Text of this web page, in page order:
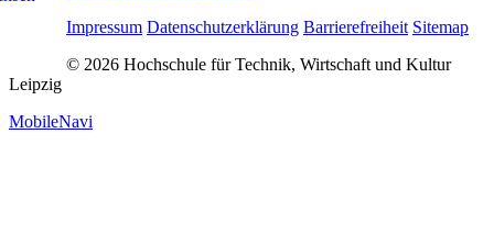
Impressum Datenschutzerklärung Barrierefreiheit Sitemap
© 2026 Hochschule für Technik, Wirtschaft und Kultur
Leipzig
MobileNavi